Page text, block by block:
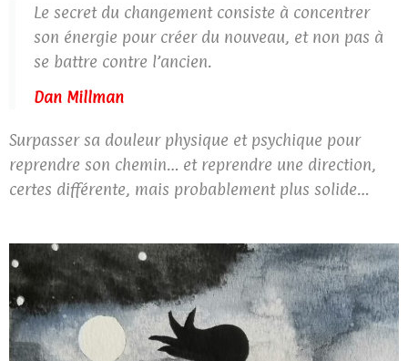
Le secret du changement consiste à concentrer
son énergie pour créer du nouveau, et non pas à
se battre contre l’ancien.
Dan Millman
Surpasser sa douleur physique et psychique pour
reprendre son chemin… et reprendre une direction,
certes différente, mais probablement plus solide…